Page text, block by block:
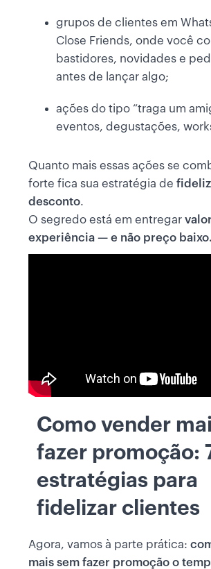
grupos de clientes em
Close Friends, onde você
bastidores, novidades e
antes de lançar algo;
ações do tipo “traga um
eventos, degustações,
Quanto mais essas ações se
forte fica sua estratégia de
desconto.
O segredo está em entregar
experiência — e não preço baixo.
Como vender
fazer promoção:
estratégias para
fidelizar clientes
Agora, vamos à parte prática:
mais sem fazer promoção o